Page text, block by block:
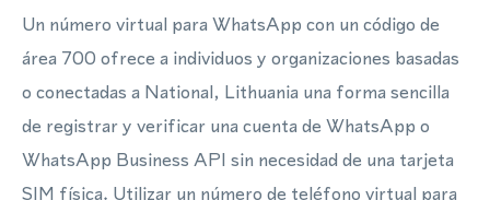
Un número virtual para WhatsApp con un código de
área 700 ofrece a individuos y organizaciones basadas
o conectadas a National, Lithuania una forma sencilla
de registrar y verificar una cuenta de WhatsApp o
WhatsApp Business API sin necesidad de una tarjeta
SIM física. Utilizar un número de teléfono virtual para